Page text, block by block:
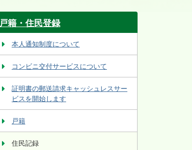
戸籍・住民登録
本人通知制度について
コンビニ交付サービスについて
証明書の郵送請求キャッシュレスサー
ビスを開始します
戸籍
住民記録